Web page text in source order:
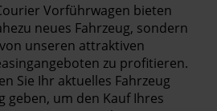
Vorführwagen bieten
neues Fahrzeug, sondern
unseren attraktiven
zu profitieren.
Sie Ihr aktuelles Fahrzeug
geben, um den Kauf Ihres